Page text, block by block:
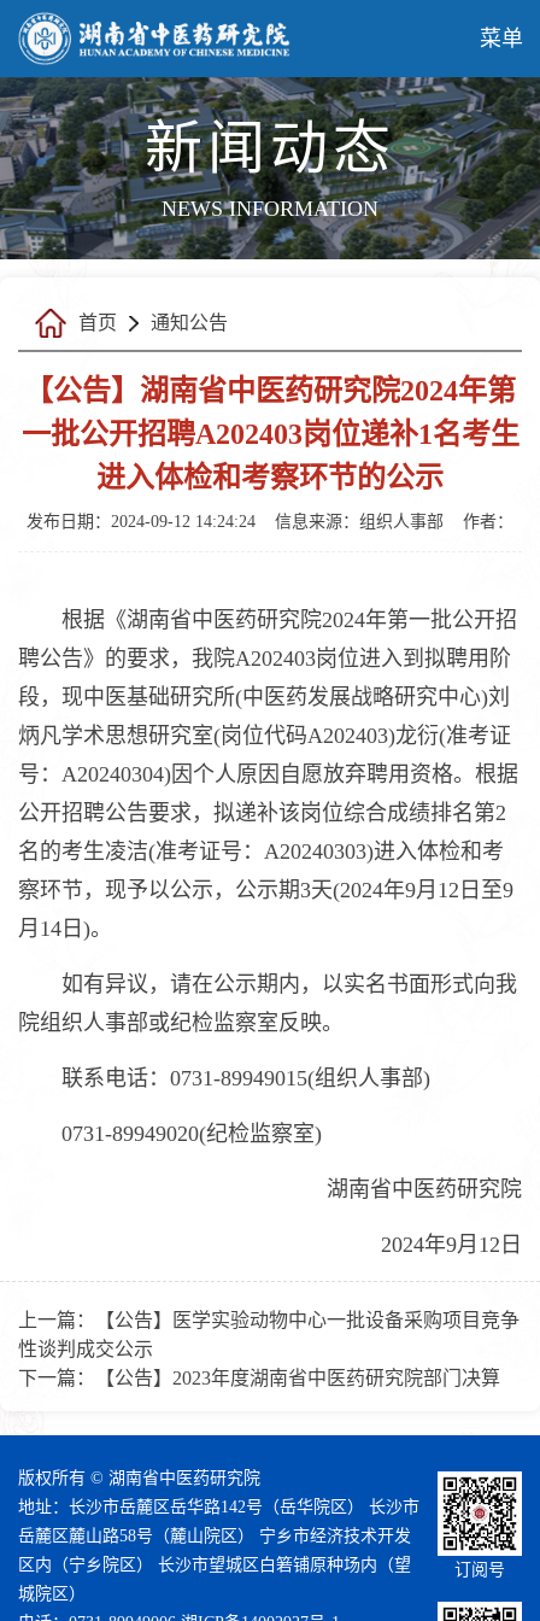
菜单
新闻动态
NEWS INFORMATION
首页 通知公告
【公告】湖南省中医药研究院2024年第
一批公开招聘A202403岗位递补1名考生
进入体检和考察环节的公示
发布日期：2024-09-12 14:24:24 信息来源： 组织人事部 作者：
根据《湖南省中医药研究院2024年第一批公开招
聘公告》的要求，我院A202403岗位进入到拟聘用阶
段，现中医基础研究所(中医药发展战略研究中心)刘
炳凡学术思想研究室(岗位代码A202403)龙衍(准考证
号：A20240304)因个人原因自愿放弃聘用资格。根据
公开招聘公告要求，拟递补该岗位综合成绩排名第2
名的考生凌洁(准考证号：A20240303)进入体检和考
察环节，现予以公示，公示期3天(2024年9月12日至9
月14日)。
如有异议，请在公示期内，以实名书面形式向我
院组织人事部或纪检监察室反映。
联系电话：0731-89949015(组织人事部)
0731-89949020(纪检监察室)
湖南省中医药研究院
2024年9月12日
上一篇：
【公告】医学实验动物中心一批设备采购项目竞争
性谈判成交公示
下一篇：
【公告】2023年度湖南省中医药研究院部门决算
版权所有 © 湖南省中医药研究院
地址：长沙市岳麓区岳华路142号（岳华院区） 长沙市
岳麓区麓山路58号（麓山院区） 宁乡市经济技术开发
区内（宁乡院区） 长沙市望城区白箬铺原种场内（望
城院区）
订阅号